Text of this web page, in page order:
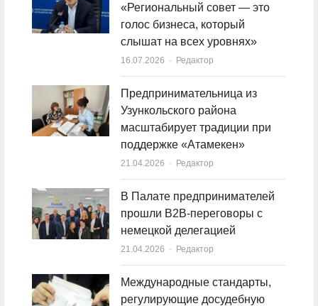
«Региональный совет — это
голос бизнеса, который
слышат на всех уровнях»
16.07.2026 Author
Редактор
Предпринимательница из
Узункольского района
масштабирует традиции при
поддержке «Атамекен»
21.04.2026 Author
Редактор
В Палате предпринимателей
прошли B2B-переговоры с
немецкой делегацией
21.04.2026 Author
Редактор
Международные стандарты,
регулирующие досудебную